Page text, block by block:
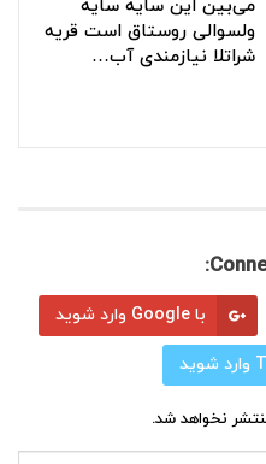
می‌بین این سایه سایه
ولسوالی روستاق است قریه
شراتلا نیازمندی آب…
با Google وارد شوید
نخواهد شد.